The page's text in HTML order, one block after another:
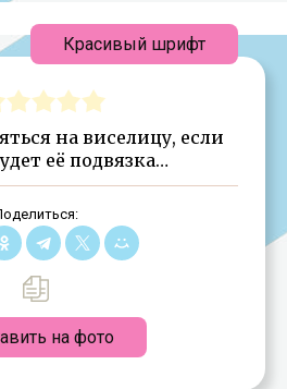
на виселицу, если
её подвязка…
на фото
Красивый шрифт